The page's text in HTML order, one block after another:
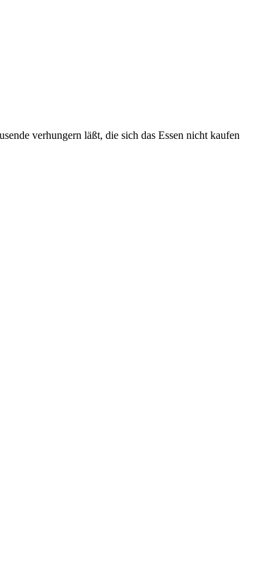
verhungern läßt, die sich das Essen nicht kaufen